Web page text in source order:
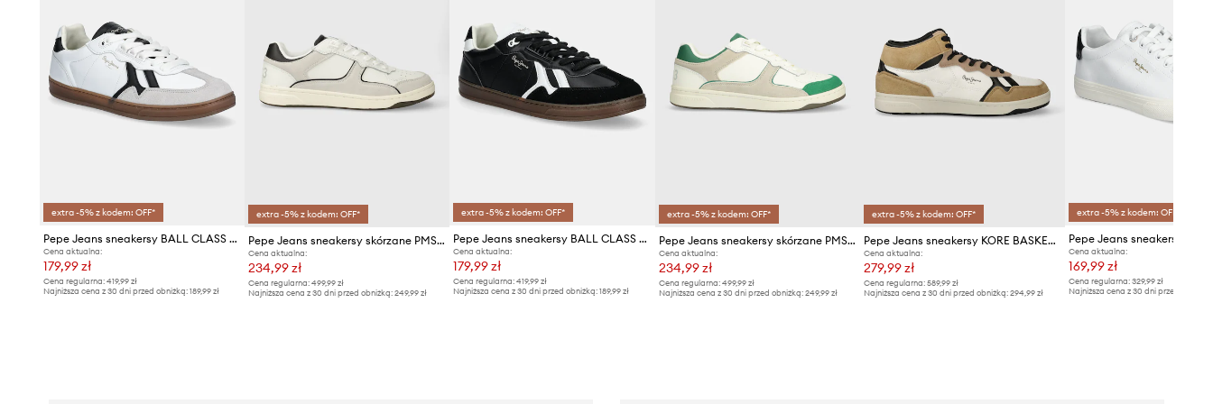
extra -5% z kodem: OFF*
Pepe Jeans sneakersy BALL CLASS M
Cena aktualna:
179,99 zł
Cena regularna: 419,99 zł
Najniższa cena z 30 dni przed obniżką: 189,99 zł
extra -5% z kodem: OFF*
Pepe Jeans sneakersy skórzane PMS00015
Cena aktualna:
234,99 zł
Cena regularna:499,99 zł
Najniższa cena z 30 dni przed obniżką:249,99 zł
extra -5% z kodem: OFF*
Pepe Jeans sneakersy BALL CLASS M
Cena aktualna:
179,99 zł
Cena regularna: 419,99 zł
Najniższa cena z 30 dni przed obniżką: 189,99 zł
extra -5% z kodem: OFF*
Pepe Jeans sneakersy skórzane PMS00015
Cena aktualna:
234,99 zł
Cena regularna: 499,99 zł
Najniższa cena z 30 dni przed obniżką: 249,99 zł
extra -5% z kodem: OFF*
Pepe Jeans sneakersy KORE BASKET M
Cena aktualna:
279,99 zł
Cena regularna:589,99 zł
Najniższa cena z 30 dni przed obniżką:294,99 zł
extra -5% z kodem: OFF*
Cena aktualna:
169,99 zł
Cena regularna: 329,99 zł
Najniższa cena z 30 dni przed obniżką: